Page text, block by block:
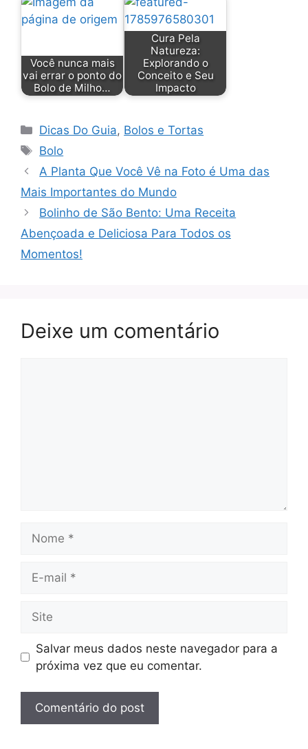
Você nunca mais
vai errar o ponto do
Bolo de Milho…
Cura Pela
Natureza:
Explorando o
Conceito e Seu
Impacto
Categorias
Dicas Do Guia, Bolos e Tortas
Tags
Bolo
A Planta Que Você Vê na Foto é Uma das
Mais Importantes do Mundo
Bolinho de São Bento: Uma Receita
Abençoada e Deliciosa Para Todos os
Momentos!
Deixe um comentário
mail
Salvar meus dados neste navegador para a
próxima vez que eu comentar.